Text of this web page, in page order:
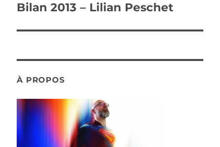
Publication
Bilan 2013 – Lilian Peschet
À PROPOS